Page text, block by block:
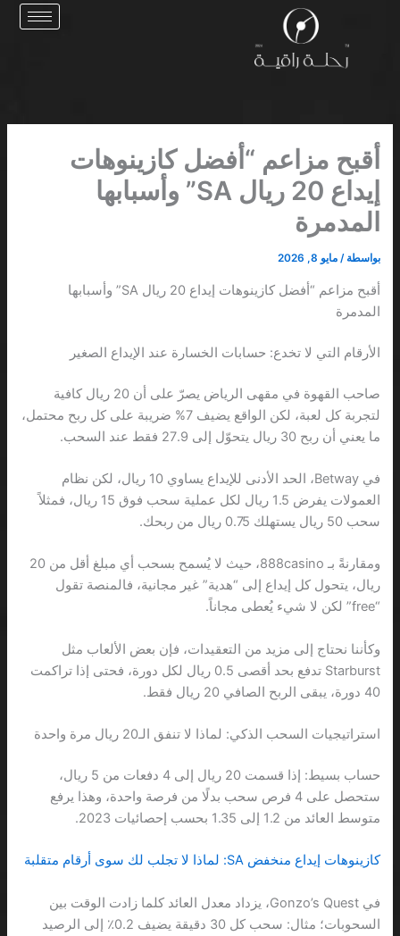
أقبح مزاعم “أفضل كازينوهات
إيداع 20 ريال SA” وأسبابها
المدمرة
بواسطة /مايو 8, 2026
أقبح مزاعم “أفضل كازينوهات إيداع 20 ريال SA” وأسبابها
المدمرة
الأرقام التي لا تخدع: حسابات الخسارة عند الإيداع الصغير
صاحب القهوة في مقهى الرياض يصرّ على أن 20 ريال كافية
لتجربة كل لعبة، لكن الواقع يضيف 7% ضريبة على كل ربح محتمل،
ما يعني أن ربح 30 ريال يتحوّل إلى 27.9 فقط عند السحب.
في Betway، الحد الأدنى للإيداع يساوي 10 ريال، لكن نظام
العمولات يفرض 1.5 ريال لكل عملية سحب فوق 15 ريال، فمثلاً
سحب 50 ريال يستهلك 0.75 ريال من ربحك.
ومقارنةً بـ 888casino، حيث لا يُسمح بسحب أي مبلغ أقل من 20
ريال، يتحول كل إيداع إلى “هدية” غير مجانية، فالمنصة تقول
“free” لكن لا شيء يُعطى مجاناً.
وكأننا نحتاج إلى مزيد من التعقيدات، فإن بعض الألعاب مثل
Starburst تدفع بحد أقصى 0.5 ريال لكل دورة، فحتى إذا تراكمت
40 دورة، يبقى الربح الصافي 20 ريال فقط.
استراتيجيات السحب الذكي: لماذا لا تنفق الـ20 ريال مرة واحدة
حساب بسيط: إذا قسمت 20 ريال إلى 4 دفعات من 5 ريال،
ستحصل على 4 فرص سحب بدلًا من فرصة واحدة، وهذا يرفع
متوسط العائد من 1.2 إلى 1.35 بحسب إحصائيات 2023.
كازينوهات إيداع منخفض SA: لماذا لا تجلب لك سوى أرقام متقلبة
في Gonzo’s Quest، يزداد معدل العائد كلما زادت الوقت بين
السحوبات؛ مثال: سحب كل 30 دقيقة يضيف 0.2٪ إلى الرصيد